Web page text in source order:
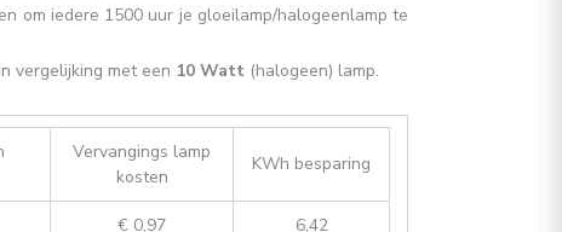
om iedere 1500 uur je gloeilamp/halogeenlamp te
vergelijking met een 10 Watt (halogeen) lamp.
Vervangings lamp
kosten
KWh besparing
€ 0,97 6,42